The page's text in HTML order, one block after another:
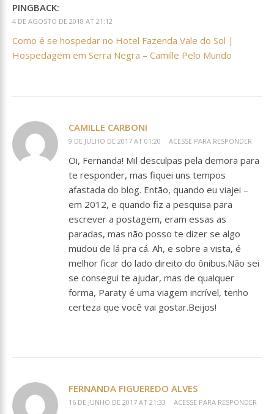
PINGBACK:
4 DE AGOSTO DE 2018 AT 21:12
Como é se hospedar no Hotel Fazenda Vale do Sol |
Hospedagem em Serra Negra – Camille Pelo Mundo
CAMILLE CARBONI
9 DE JULHO DE 2017 AT 01:20 ACESSE PARA RESPONDER
Oi, Fernanda! Mil desculpas pela demora para
te responder, mas fiquei uns tempos
afastada do blog. Então, quando eu viajei –
em 2012, e quando fiz a pesquisa para
escrever a postagem, eram essas as
paradas, mas não posso te dizer se algo
mudou de lá pra cá. Ah, e sobre a vista, é
melhor ficar do lado direito do ônibus.Não sei
se consegui te ajudar, mas de qualquer
forma, Paraty é uma viagem incrível, tenho
certeza que você vai gostar.Beijos!
FERNANDA FIGUEREDO ALVES
16 DE JUNHO DE 2017 AT 21:33 ACESSE PARA RESPONDER